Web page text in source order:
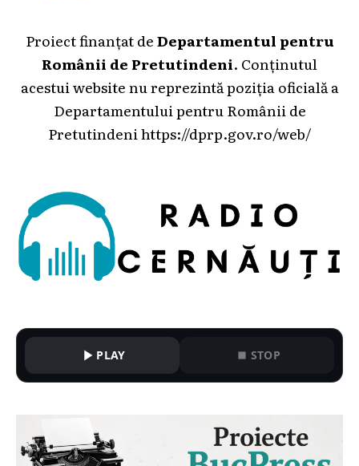
Proiect finanțat deDepartamentul pentru
Românii de Pretutindeni. Conținutul
acestui website nu reprezintă poziția oficială a
Departamentului pentru Românii de
Pretutindeni https://dprp.gov.ro/web/
PLAY STOP